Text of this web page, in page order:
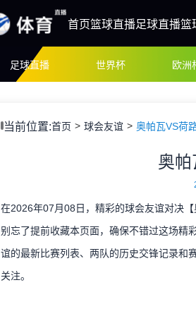
首页篮球直播足球直播篮
足球直播 世界杯 欧洲
当前位置:首页 球会友谊 奥帕瓦VS荷
奥帕
在2026年07月08日，精彩的球会友谊对决
别忘了提前收藏本页面，确保不错过这场精
谊的最新比赛列表、两队的历史交锋记录和
关注。